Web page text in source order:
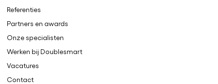
Referenties
Partners en awards
Onze specialisten
Werken bij Doublesmart
Vacatures
Contact